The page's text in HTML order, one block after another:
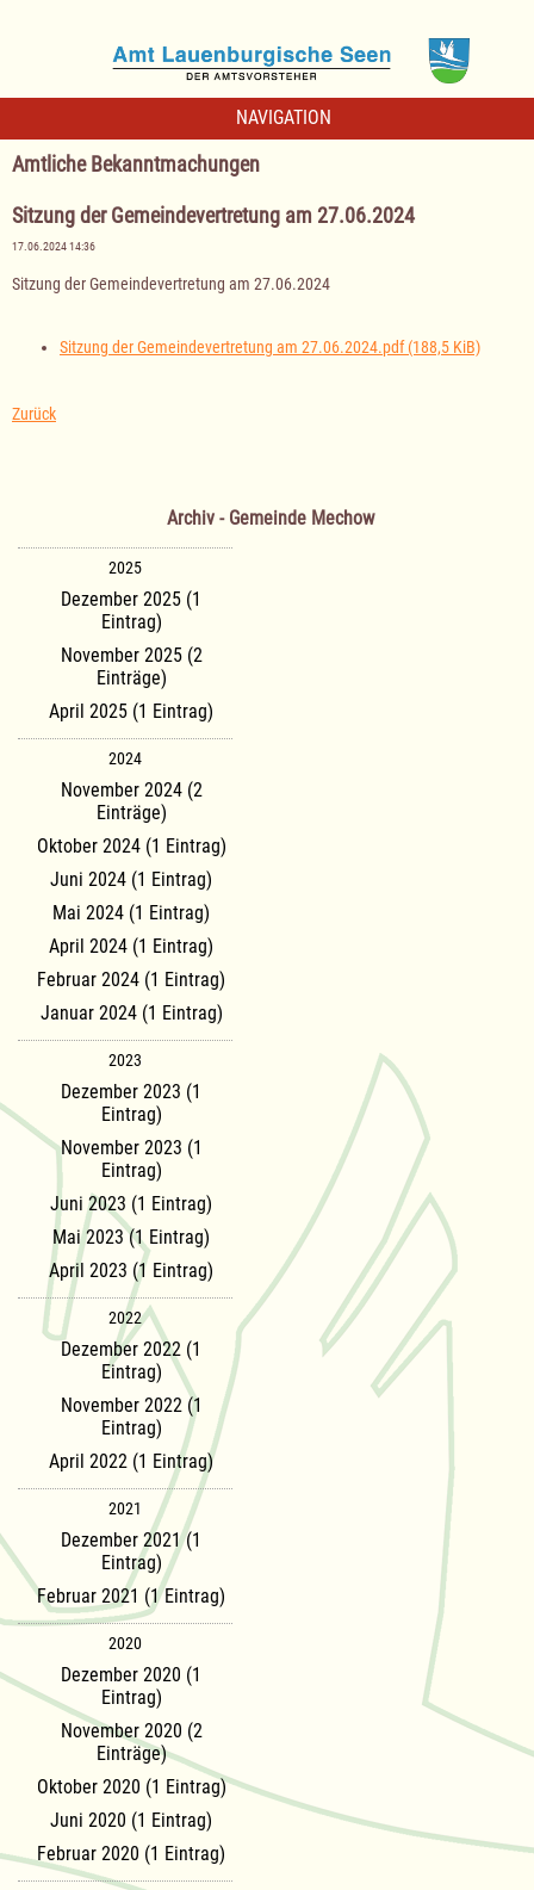
NAVIGATION
Amtliche Bekanntmachungen
Sitzung der Gemeindevertretung am 27.06.2024
17.06.2024 14:36
Sitzung der Gemeindevertretung am 27.06.2024
Sitzung der Gemeindevertretung am 27.06.2024.pdf(188,5 KiB)
Zurück
Archiv - Gemeinde Mechow
2025
Dezember 2025 (1
Eintrag)
November 2025 (2
Einträge)
April 2025 (1 Eintrag)
2024
November 2024 (2
Einträge)
Oktober 2024 (1 Eintrag)
Juni 2024 (1 Eintrag)
Mai 2024 (1 Eintrag)
April 2024 (1 Eintrag)
Februar 2024 (1 Eintrag)
Januar 2024 (1 Eintrag)
2023
Dezember 2023 (1
Eintrag)
November 2023 (1
Eintrag)
Juni 2023 (1 Eintrag)
Mai 2023 (1 Eintrag)
April 2023 (1 Eintrag)
2022
Dezember 2022 (1
Eintrag)
November 2022 (1
Eintrag)
April 2022 (1 Eintrag)
2021
Dezember 2021 (1
Eintrag)
Februar 2021 (1 Eintrag)
2020
Dezember 2020 (1
Eintrag)
November 2020 (2
Einträge)
Oktober 2020 (1 Eintrag)
Juni 2020 (1 Eintrag)
Februar 2020 (1 Eintrag)